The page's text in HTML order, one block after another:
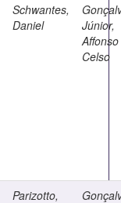
Schwantes,
Daniel
Júnior,
Affonso
Celso
Parizotto,